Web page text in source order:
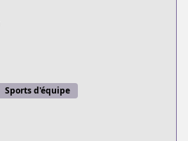
Sports d'équipe